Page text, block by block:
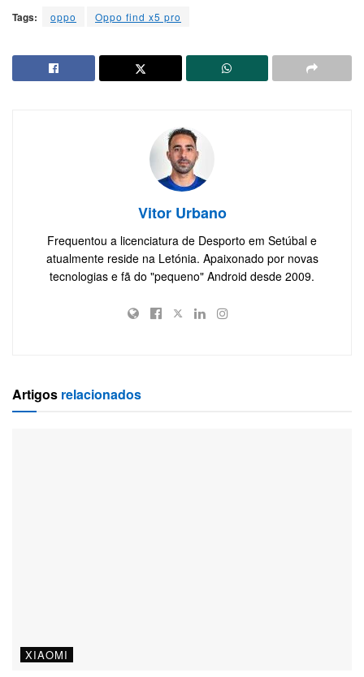
Tags: oppo Oppo find x5 pro
Vitor Urbano
Frequentou a licenciatura de Desporto em Setúbal e
atualmente reside na Letónia. Apaixonado por novas
tecnologias e fã do "pequeno" Android desde 2009.
Artigos relacionados
XIAOMI